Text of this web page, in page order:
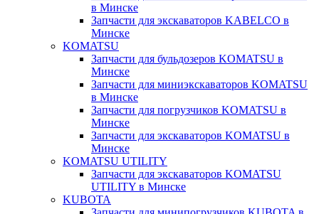
в Минске
Запчасти для экскаваторов KABELCO в
Минске
KOMATSU
Запчасти для бульдозеров KOMATSU в
Минске
Запчасти для миниэкскаваторов KOMATSU
в Минске
Запчасти для погрузчиков KOMATSU в
Минске
Запчасти для экскаваторов KOMATSU в
Минске
KOMATSU UTILITY
Запчасти для экскаваторов KOMATSU
UTILITY в Минске
KUBOTA